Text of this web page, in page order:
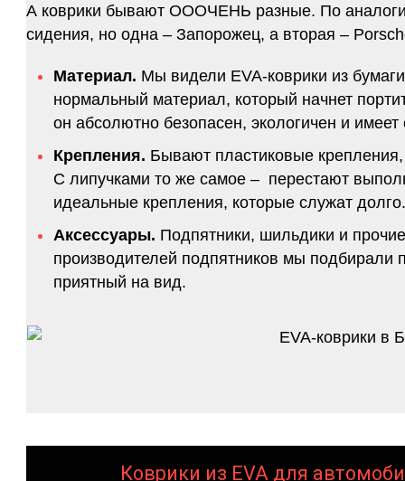
А коврики бывают ОООЧЕНЬ разные. По
сидения, но одна – Запорожец, а вторая –
Материал. Мы видели EVA-коврики из
нормальный материал, который начнет
он абсолютно безопасен, экологичен и
Крепления. Бывают пластиковые
С липучками то же самое – перестают
идеальные крепления, которые служат
Аксессуары. Подпятники, шильдики и
производителей подпятников мы подбирали
приятный на вид.
Коврики из EVA для